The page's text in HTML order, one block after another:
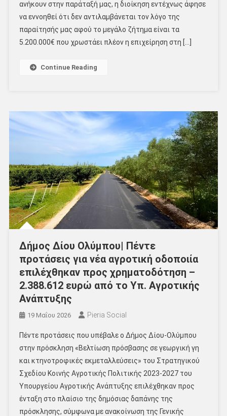
ανήκουν στην παράταξή μας, η διοίκηση εντέχνως άφησε
να εννοηθεί ότι δεν αντιλαμβάνεται τον λόγο της
παραίτησής μας αφού το μεγάλο ζήτημα είναι τα
5.200.000€ που χρωστάει πλέον η επιχείρηση στη […]
Continue Reading
Δήμος Δίου Ολύμπου| Πέντε
προτάσεις για νέα αγροτική οδοποιία
επιλέχθηκαν προς χρηματοδότηση –
2.388.612 ευρώ από το Υπ. Αγροτικής
Ανάπτυξης
19 Μαΐου 2026 Pieria Social
Πέντε προτάσεις που υπέβαλε ο Δήμος Δίου-Ολύμπου
στην πρόσκληση «Βελτίωση πρόσβασης σε γεωργική γη
και κτηνοτροφικές εκμεταλλεύσεις» του Στρατηγικού
Σχεδίου Κοινής Αγροτικής Πολιτικής 2023-2027 του
Υπουργείου Αγροτικής Ανάπτυξης επιλέχθηκαν προς
ένταξη στο πλαίσιο της δημόσιας δαπάνης της
πρόσκλησης, σύμφωνα με ανακοίνωση της Γενικής